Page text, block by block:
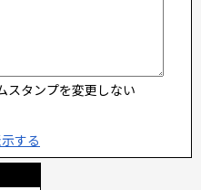
スタンプを変更しない
する